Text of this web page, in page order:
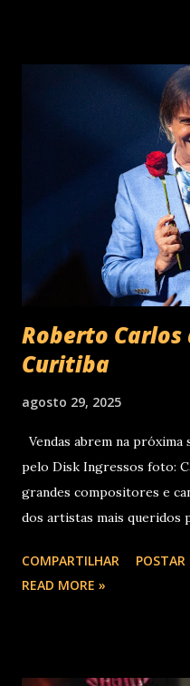
milhões de plays em
lançamento. Com uma
um novo capítulo na
palcos por meio da EVOM
recentemente em São
Supernova Ent e Prime ,
Roberto
Curitiba
agosto 29, 2025
Vendas abrem na próxima
pelo Disk Ingressos foto:
grandes compositores e
dos artistas mais queridos
lançados em seu país tem
lançamentos simultâneos
COMPARTILHAR
READ MORE »